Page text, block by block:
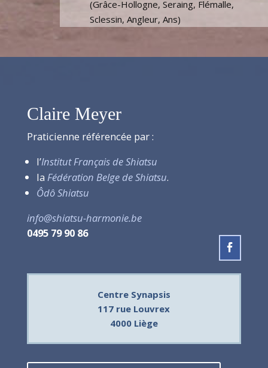
(Grâce-Hollogne, Seraing, Flémalle,
Sclessin, Angleur, Ans)
Claire Meyer
Praticienne référencée par :
l’Institut Français de Shiatsu
laFédération Belge de Shiatsu.
Ôdô Shiatsu
info@shiatsu-harmonie.be
0495 79 90 86
Centre Synapsis
117 rue Louvrex
4000 Liège